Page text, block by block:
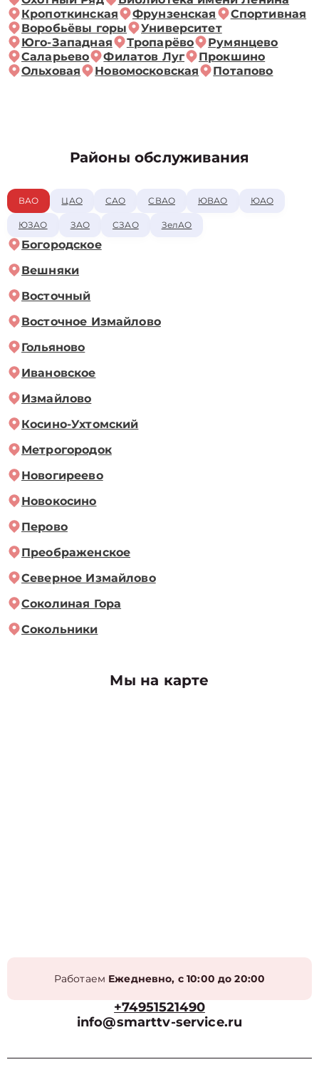
Кропоткинская
Фрунзенская
Спортивная
Воробьёвы горы
Университет
Юго-Западная
Тропарёво
Румянцево
Саларьево
Филатов Луг
Прокшино
Ольховая
Новомосковская Потапово
Районы обслуживания
ВАО ЦАО САО СВАО ЮВАО ЮАО
ЮЗАО ЗАО СЗАО ЗелАО
Богородское
Вешняки
Восточный
Восточное Измайлово
Гольяново
Ивановское
Измайлово
Косино-Ухтомский
Метрогородок
Новогиреево
Новокосино
Перово
Преображенское
Северное Измайлово
Соколиная Гора
Сокольники
Мы на карте
Работаем Ежедневно, с 10:00 до 20:00
+74951521490
info@smarttv-service.ru